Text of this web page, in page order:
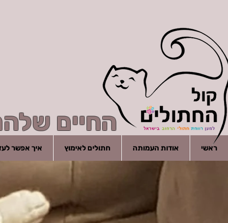
החיים
ראשי אודות העמותה חתולים לאימוץ איך אפשר